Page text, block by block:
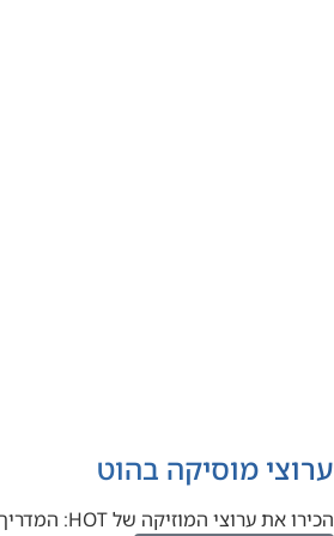
ערוצי מוסיקה בהוט
הכירו את ערוצי המוזיקה של HOT: המדריך המלא למי שאוהב לשמוע יאללה אחי, בואו נדבר על מוזיקה. אם אתם אוהבים…